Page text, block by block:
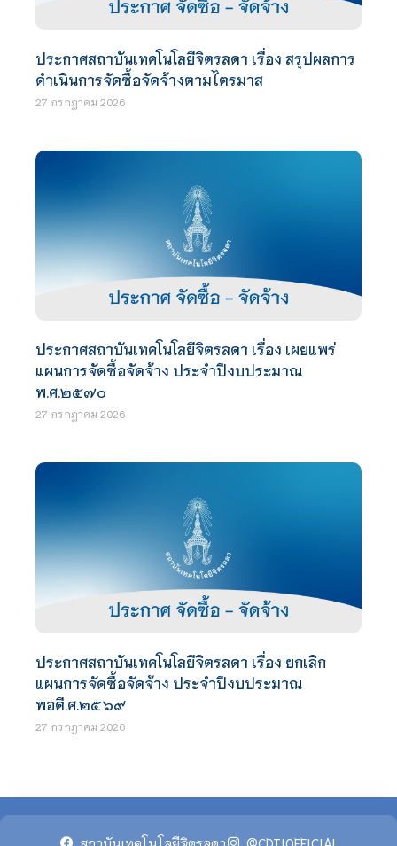
ประกาศสถาบันเทคโนโลยีจิตรลดา เรื่อง สรุปผลการ
ดำเนินการจัดซื้อจัดจ้างตามไตรมาส
27 กรกฎาคม 2026
ประกาศสถาบันเทคโนโลยีจิตรลดา เรื่อง เผยแพร่
แผนการจัดซื้อจัดจ้าง ประจำปีงบประมาณ
พ.ศ.๒๕๗๐
27 กรกฎาคม 2026
ประกาศสถาบันเทคโนโลยีจิตรลดา เรื่อง ยกเลิก
แผนการจัดซื้อจัดจ้าง ประจำปีงบประมาณ
พอดี.ศ.๒๕๖๙
27 กรกฎาคม 2026